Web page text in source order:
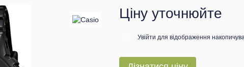
Ціну уточнюйте
Увійти для відображення